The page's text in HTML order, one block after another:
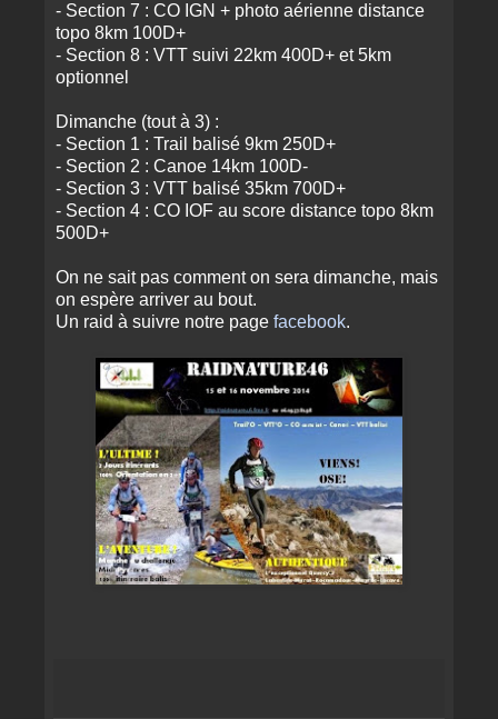
- Section 7 : CO IGN + photo aérienne distance
topo 8km 100D+
- Section 8 : VTT suivi 22km 400D+ et 5km
optionnel
Dimanche (tout à 3) :
- Section 1 : Trail balisé 9km 250D+
- Section 2 : Canoe 14km 100D-
- Section 3 : VTT balisé 35km 700D+
- Section 4 : CO IOF au score distance topo 8km
500D+
On ne sait pas comment on sera dimanche, mais
on espère arriver au bout.
Un raid à suivre notre page facebook.